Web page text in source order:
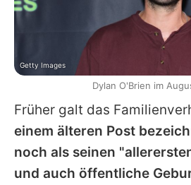
Früher galt das
einem älteren Post
noch als seinen
und auch öffentliche
Getty Images
Dylan O'Brien im